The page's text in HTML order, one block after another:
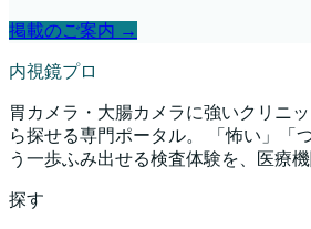
掲載のご案内 →
内視鏡プロ
胃カメラ・大腸カメラに強いクリニ
ら探せる専門ポータル。 「怖い」「
う一歩ふみ出せる検査体験を、医療
探す